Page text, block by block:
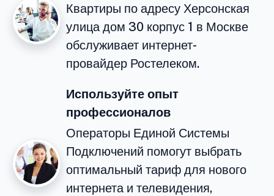
Квартиры по адресу Херсонская
улица дом 30 корпус 1 в Москве
обслуживает интернет-
провайдер Ростелеком.
Используйте опыт
профессионалов
Операторы Единой Системы
Подключений помогут выбрать
оптимальный тариф для нового
интернета и телевидения,